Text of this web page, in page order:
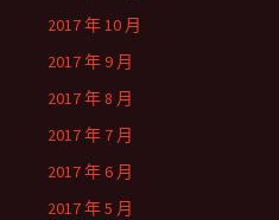
2017 年 10 月
2017 年 9 月
2017 年 8 月
2017 年 7 月
2017 年 6 月
2017 年 5 月